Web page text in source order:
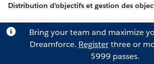
Distribution d’objectifs et gestion des
Bring your team and maximize
Dreamforce. Registerthree or
$999 passes.